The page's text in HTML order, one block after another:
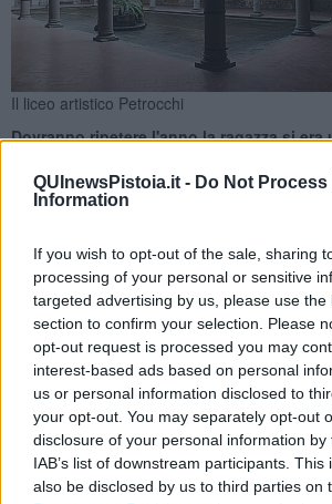
QUInewsPistoia.it - Do Not
Information
If you wish to opt-out of the sale, sharing
processing of your personal or sensitive
targeted advertising by us, please use the
section to confirm your selection. Please
opt-out request is processed you may
interest-based ads based on personal
us or personal information disclosed to
your opt-out. You may separately opt-out
disclosure of your personal information
IAB’s list of downstream participants.
also be disclosed by us to third parties on
Il liceo artistico Petrocchi
Dovranno ripetere l'anno la ragazza si era
un'assemblea d'istituto e i tre compagni
dello scotch
PISTOIA —Sarebbero stati bocciati,
quotidiani locali, gli studenti che lo scorso 28
protagonisti di un episodio di bullismoal
Petrocchi.
Dovranno quindi ripetere l'anno, per
condotta, la 15enne che si è ubriacata
istituto e i tre compagni di scuola che l'hanno
con dello scotch.